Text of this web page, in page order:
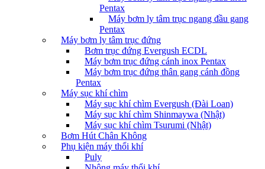
Pentax
Máy bơm ly tâm trục ngang đầu gang
Pentax
Máy bơm ly tâm trục đứng
Bơm trục đứng Evergush ECDL
Máy bơm trục đứng cánh inox Pentax
Máy bơm trục đứng thân gang cánh đồng
Pentax
Máy sục khí chìm
Máy sục khí chìm Evergush (Đài Loan)
Máy sục khí chìm Shinmaywa (Nhật)
Máy sục khí chìm Tsurumi (Nhật)
Bơm Hút Chân Không
Phụ kiện máy thổi khí
Puly